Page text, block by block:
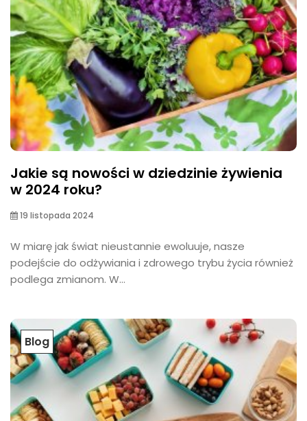
Jakie są nowości w dziedzinie żywienia
w 2024 roku?
19 listopada 2024
W miarę jak świat nieustannie ewoluuje, nasze
podejście do odżywiania i zdrowego trybu życia również
podlega zmianom. W...
Blog